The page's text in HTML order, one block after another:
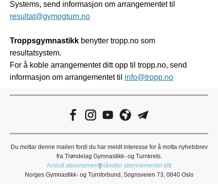
Systems, send informasjon om arrangementet til
resultat@gymogturn.no
Troppsgymnastikk benytter tropp.no som
resultatsystem.
For å koble arrangementet ditt opp til tropp.no, send
informasjon om arrangementet til info@tropp.no
Du mottar denne mailen fordi du har meldt interesse for å motta nyhetsbrev
fra Trøndelag Gymnastikk- og Turnkrets.
Avslutt abonnement| Håndter abonnementet ditt
Norges Gymnastikk- og Turnforbund, Sognsveien 73, 0840 Oslo